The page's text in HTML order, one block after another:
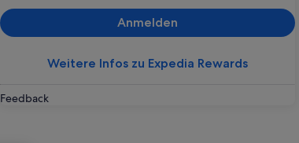
Anmelden
Weitere Infos zu Expedia Rewards
Feedback